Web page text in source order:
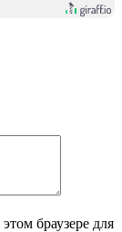
браузере для